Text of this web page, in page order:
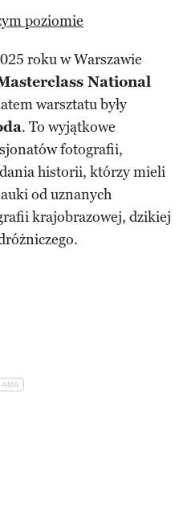
poziomie
roku w Warszawie
National
warsztatu były
. To wyjątkowe
fotografii,
historii, którzy mieli
od uznanych
krajobrazowej, dzikiej